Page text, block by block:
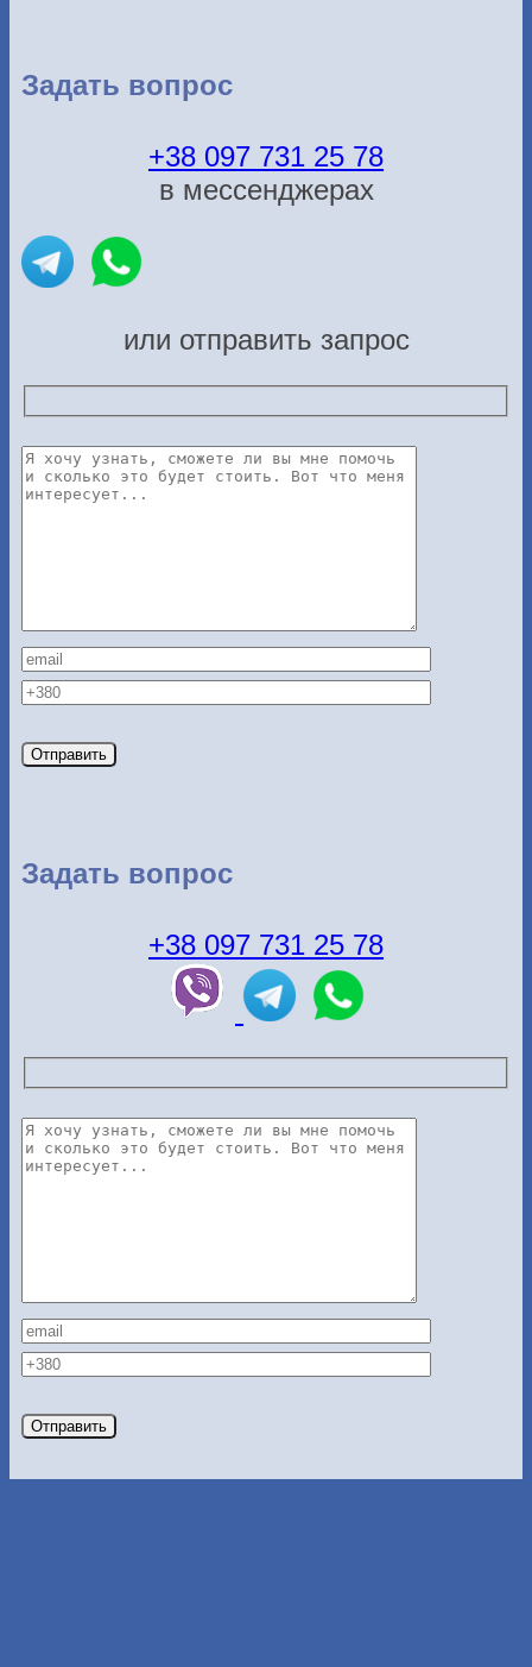
Задать вопрос
+38 097 731 25 78
в мессенджерах
или отправить запрос
Задать вопрос
+38 097 731 25 78